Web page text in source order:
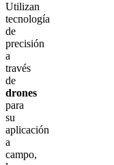
Utilizan
tecnología
de
precisión
a
través
de
drones
para
su
aplicación
a
campo,